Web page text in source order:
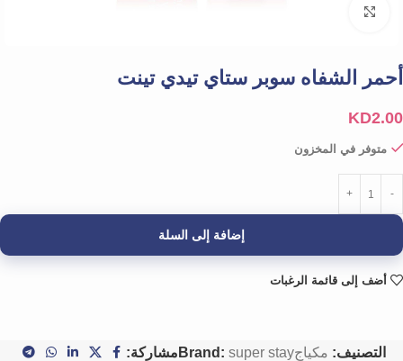
أحمر الشفاه سوبر ستاي تيدي تينت
KD2.00
متوفر في المخزون
إضافة إلى السلة
أضف إلى قائمة الرغبات
التصنيف: مكياج Brand: super stay مشاركة: